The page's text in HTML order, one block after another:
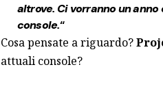
altrove. Ci vorranno un
console.“
Cosa pensate a riguardo?
attuali console?